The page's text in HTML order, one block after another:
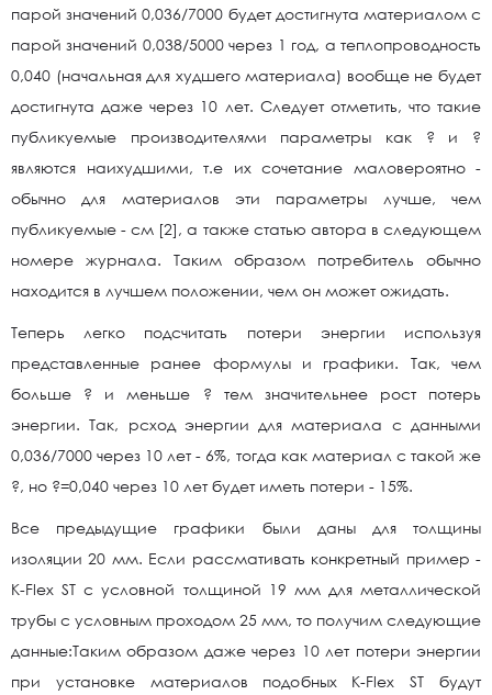
парой значений 0,036/7000 будет достигнута материалом с
парой значений 0,038/5000 через 1 год, а теплопроводность
0,040 (начальная для худшего материала) вообще не будет
достигнута даже через 10 лет. Следует отметить, что такие
публикуемые производителями параметры как ? и ?
являются наихудшими, т.е их сочетание маловероятно -
обычно для материалов эти параметры лучше, чем
публикуемые - см [2], а также статью автора в следующем
номере журнала. Таким образом потребитель обычно
находится в лучшем положении, чем он может ожидать.
Теперь легко подсчитать потери энергии используя
представленные ранее формулы и графики. Так, чем
больше ? и меньше ? тем значительнее рост потерь
энергии. Так, рсход энергии для материала с данными
0,036/7000 через 10 лет - 6%, тогда как материал с такой же
?, но ?=0,040 через 10 лет будет иметь потери - 15%.
Все предыдущие графики были даны для толщины
изоляции 20 мм. Если рассмативать конкретный пример -
K-Flex ST с условной толщиной 19 мм для металлической
трубы с условным проходом 25 мм, то получим следующие
данные:Таким образом даже через 10 лет потери энергии
при установке материалов подобных K-Flex ST будут